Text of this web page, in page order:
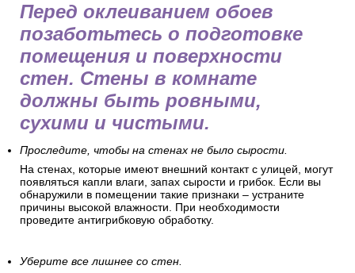
Перед оклеиванием обоев
позаботьтесь о подготовке
помещения и поверхности
стен. Стены в комнате
должны быть ровными,
сухими и чистыми.
Проследите, чтобы на стенах не было сырости.
На стенах, которые имеют внешний контакт с улицей, могут
появляться капли влаги, запах сырости и грибок. Если вы
обнаружили в помещении такие признаки – устраните
причины высокой влажности. При необходимости
проведите антигрибковую обработку.
Уберите все лишнее со стен.